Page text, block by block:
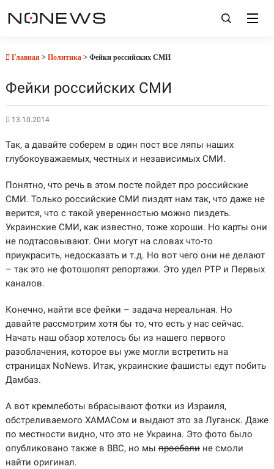
Главная > Политика> Фейки российских СМИ
Фейки российских СМИ
13.10.2014
Так, а давайте соберем в один пост все ляпы наших
глубокоуважаемых, честных и независимых СМИ.
Понятно, что речь в этом посте пойдет про российские
СМИ. Только российские СМИ пиздят нам так, что даже не
верится, что с такой уверенностью можно пиздеть.
Украинские СМИ, как известно, тоже хороши. Но карты они
не подтасовывают. Они могут на словах что-то
приукрасить, недосказать и т.д. Но вот чего они не делают
– так это не фотошопят репортажи. Это удел РТР и Первых
каналов.
Конечно, найти все фейки – задача нереальная. Но
давайте рассмотрим хотя бы то, что есть у нас сейчас.
Начать наш обзор хотелось бы из нашего первого
разоблачения, которое вы уже могли встретить на
страницах NoNews. Итак, украинские фашисты едут побить
Дамбаз.
А вот кремлеботы вбрасывают фотки из Израиля,
обстреливаемого ХАМАСом и выдают это за Луганск. Даже
по местности видно, что это не Украина. Это фото было
опубликовано также в BBC, но мы проебалине смоли
найти оригинал.